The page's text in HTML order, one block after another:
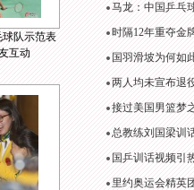
队示范表
互动
马龙：中国乒乓
时隔12年重夺金
国羽滑坡为何如
两人均未宣布退
接过美国男篮梦
总教练刘国梁训
国乒训话视频引
里约奥运会精英